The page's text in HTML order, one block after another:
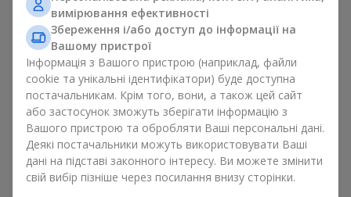
для будь-якого віку і статі, а їх склад можна
адаптувати під будь-який захід.
Масові квіткові уподобання. Півонії, тюльпани,
ромашки — популярні букети, що залишаються
привабливими для покупців. Вони не тільки мають
чудовий вигляд. Такі популярні букети відображають
атмосферу свіжості та природної краси.
Популярні квіти для букетів часто змінюються залежно від
пори року, але ці класичні популярні букети завжди
залишаються в списку тих що мають найбільший попит.
Якщо ви хочете бути впевненими у своєму виборі,
звертайтесь до цих перевірених часом популярних квітів.
вимірювання ефективності
Збереження і/або доступ до інформації на
Вашому пристрої
Інформація з Вашого пристрою (наприклад, файли
cookie та унікальні ідентифікатори) буде доступна
постачальникам. Крім того, вони, а також цей сайт
або застосунок зможуть зберігати інформацію з
Вашого пристрою та обробляти Ваші персональні дані.
Деякі постачальники можуть використовувати Ваші
дані на підставі законного інтересу. Ви можете змінити
свій вибір пізніше через посилання внизу сторінки.